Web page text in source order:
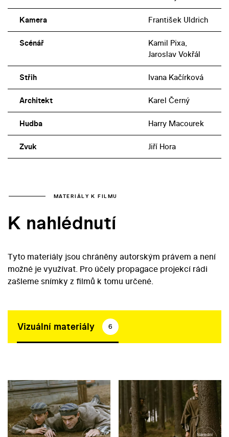
Kamera František Uldrich
Scénář
Kamil Pixa,
Jaroslav Vokřál
Střih Ivana Kačírková
Architekt Karel Černý
Hudba Harry Macourek
Zvuk Jiří Hora
MATERIÁLY K FILMU
K nahlédnutí
Tyto materiály jsou chráněny autorským právem a není
možné je využívat. Pro účely propagace projekcí rádi
zašleme snímky z filmů k tomu určené.
Vizuální materiály 6